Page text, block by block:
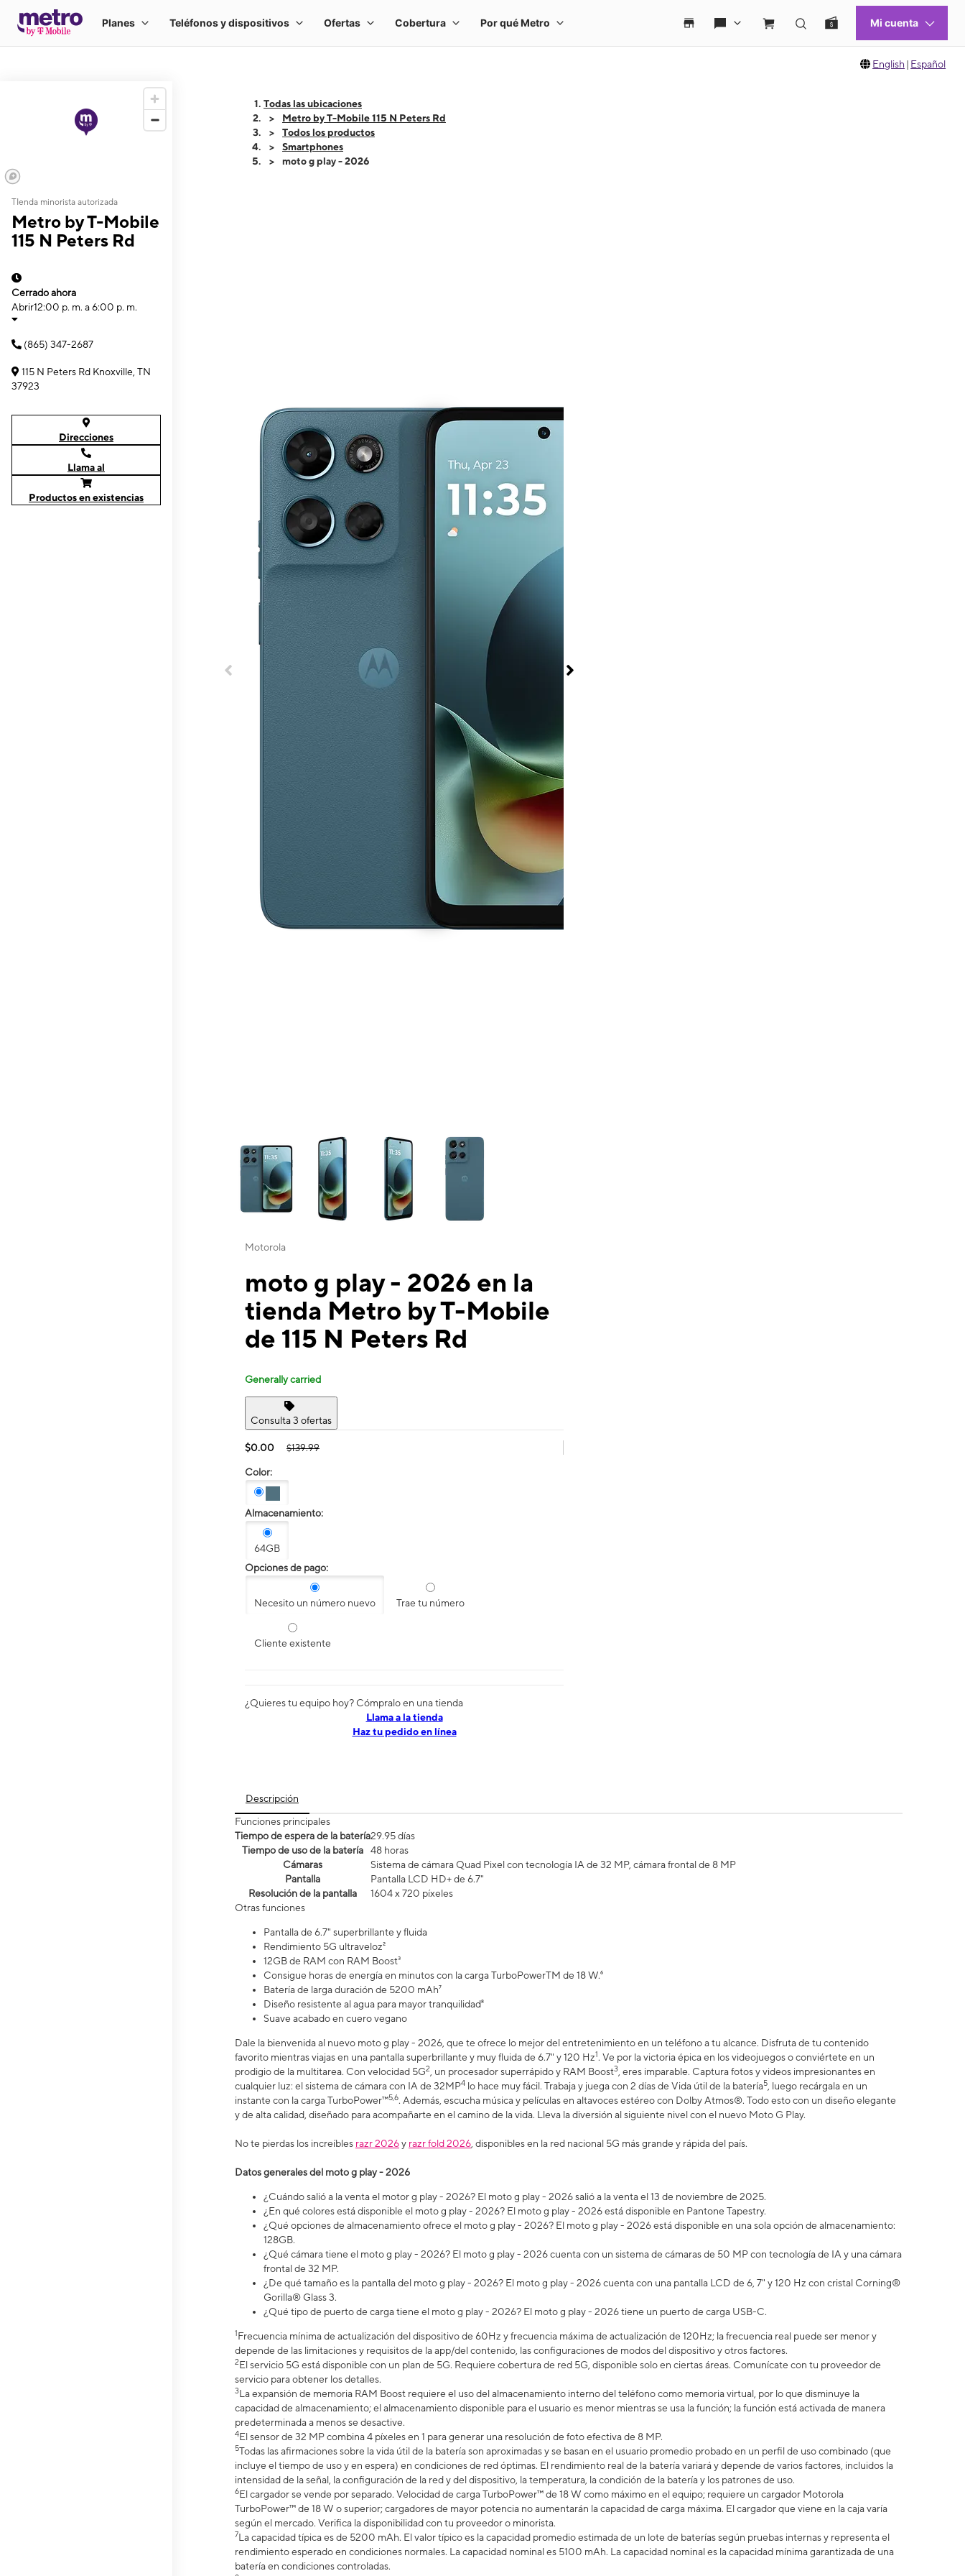
English | Español
TIenda minorista autorizada
Metro by T-Mobile
115 N Peters Rd
Cerrado ahora
Abrir12:00 p. m. a 6:00 p. m.
(865) 347-2687
115 N Peters Rd Knoxville, TN
37923
Direcciones
Llama al
Productos en existencias
Todas las ubicaciones
Metro by T-Mobile 115 N Peters Rd
Todos los productos
Smartphones
moto g play - 2026
This carousel contains a column of small thumbnails. Selecting a thumbnail will change the main image in the carousel that follows. Use the Previous and Next
Motorola
moto g play - 2026 en la
tienda Metro by T-Mobile
de 115 N Peters Rd
Generally carried
Consulta 3 ofertas
$0.00 $139.99
Color:
Almacenamiento:
64GB
Opciones de pago:
Necesito un número nuevo Trae tu número
Cliente existente
¿Quieres tu equipo hoy? Cómpralo en una tienda
​​​​​​​Llama a la tienda
Haz tu pedido en línea
Descripción
Funciones principales
Tiempo de espera de la batería29.95 días
Tiempo de uso de la batería
48 horas
Cámaras
Sistema de cámara Quad Pixel con tecnología IA de 32 MP, cámara frontal de 8 MP
Pantalla
Pantalla LCD HD+ de 6.7"
Resolución de la pantalla
1604 x 720 píxeles
Otras funciones
Pantalla de 6.7" superbrillante y fluida
Rendimiento 5G ultraveloz²
12GB de RAM con RAM Boost³
Consigue horas de energía en minutos con la carga TurboPowerTM de 18 W.⁶
Batería de larga duración de 5200 mAh⁷
Diseño resistente al agua para mayor tranquilidad⁸
Suave acabado en cuero vegano
Dale la bienvenida al nuevo moto g play - 2026, que te ofrece lo mejor del entretenimiento en un teléfono a tu alcance. Disfruta de tu contenido
favorito mientras viajas en una pantalla superbrillante y muy fluida de 6.7" y 120 Hz1. Ve por la victoria épica en los videojuegos o conviértete en un
prodigio de la multitarea. Con velocidad 5G2 , un procesador superrápido y RAM Boost3 , eres imparable. Captura fotos y videos impresionantes en
cualquier luz: el sistema de cámara con IA de 32MP4 lo hace muy fácil. Trabaja y juega con 2 días de Vida útil de la batería5 , luego recárgala en un
instante con la carga TurboPower™5,6. Además, escucha música y películas en altavoces estéreo con Dolby Atmos®. Todo esto con un diseño elegante
y de alta calidad, diseñado para acompañarte en el camino de la vida. Lleva la diversión al siguiente nivel con el nuevo Moto G Play.
No te pierdas los increíbles razr 2026y razr fold 2026 , disponibles en la red nacional 5G más grande y rápida del país.
Datos generales del moto g play - 2026
¿Cuándo salió a la venta el motor g play - 2026? El moto g play - 2026 salió a la venta el 13 de noviembre de 2025.
¿En qué colores está disponible el moto g play - 2026? El moto g play - 2026 está disponible en Pantone Tapestry.
¿Qué opciones de almacenamiento ofrece el moto g play - 2026? El moto g play - 2026 está disponible en una sola opción de almacenamiento:
128GB.
¿Qué cámara tiene el moto g play - 2026? El moto g play - 2026 cuenta con un sistema de cámaras de 50 MP con tecnología de IA y una cámara
frontal de 32 MP.
¿De qué tamaño es la pantalla del moto g play - 2026? El moto g play - 2026 cuenta con una pantalla LCD de 6, 7" y 120 Hz con cristal Corning®
Gorilla® Glass 3.
¿Qué tipo de puerto de carga tiene el moto g play - 2026? El moto g play - 2026 tiene un puerto de carga USB-C.
1Frecuencia mínima de actualización del dispositivo de 60Hz y frecuencia máxima de actualización de 120Hz; la frecuencia real puede ser menor y
depende de las limitaciones y requisitos de la app/del contenido, las configuraciones de modos del dispositivo y otros factores.
2El servicio 5G está disponible con un plan de 5G. Requiere cobertura de red 5G, disponible solo en ciertas áreas. Comunícate con tu proveedor de
servicio para obtener los detalles.
3La expansión de memoria RAM Boost requiere el uso del almacenamiento interno del teléfono como memoria virtual, por lo que disminuye la
capacidad de almacenamiento; el almacenamiento disponible para el usuario es menor mientras se usa la función; la función está activada de manera
predeterminada a menos se desactive.
4El sensor de 32 MP combina 4 píxeles en 1 para generar una resolución de foto efectiva de 8 MP.
5Todas las afirmaciones sobre la vida útil de la batería son aproximadas y se basan en el usuario promedio probado en un perfil de uso combinado (que
incluye el tiempo de uso y en espera) en condiciones de red óptimas. El rendimiento real de la batería variará y depende de varios factores, incluidos la
intensidad de la señal, la configuración de la red y del dispositivo, la temperatura, la condición de la batería y los patrones de uso.
6El cargador se vende por separado. Velocidad de carga TurboPower™ de 18 W como máximo en el equipo; requiere un cargador Motorola
TurboPower™ de 18 W o superior; cargadores de mayor potencia no aumentarán la capacidad de carga máxima. El cargador que viene en la caja varía
según el mercado. Verifica la disponibilidad con tu proveedor o minorista.
7La capacidad típica es de 5200 mAh. El valor típico es la capacidad promedio estimada de un lote de baterías según pruebas internas y representa el
rendimiento esperado en condiciones normales. La capacidad nominal es 5100 mAh. La capacidad nominal es la capacidad mínima garantizada de una
batería en condiciones controladas.